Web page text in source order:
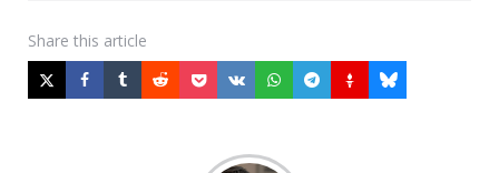
Share this article